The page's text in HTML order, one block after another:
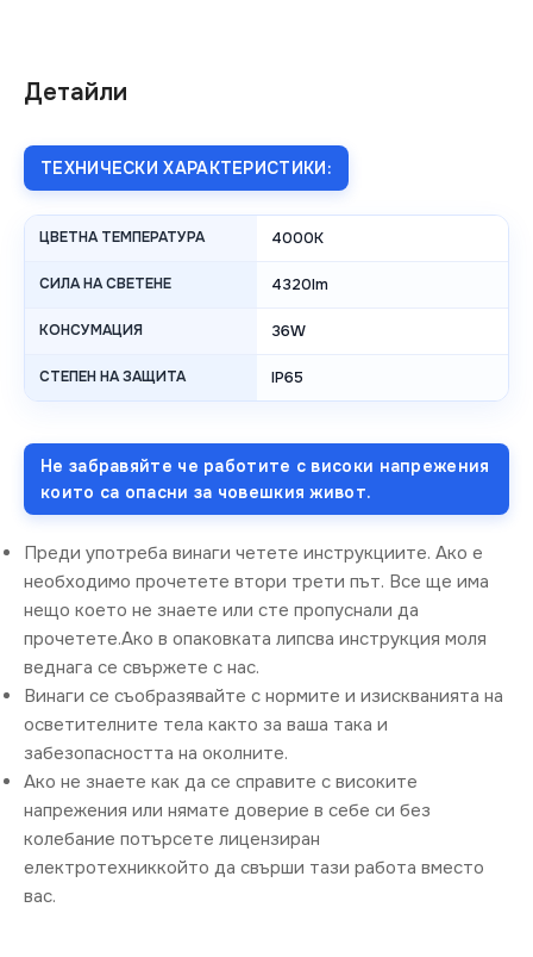
Детайли
ТЕХНИЧЕСКИ ХАРАКТЕРИСТИКИ:
ЦВЕТНА ТЕМПЕРАТУРА 4000K
СИЛА НА СВЕТЕНЕ 4320lm
КОНСУМАЦИЯ 36W
СТЕПЕН НА ЗАЩИТА IP65
Не забравяйте че работите с високи напрежения
които са опасни за човешкия живот.
Преди употреба винаги четете инструкциите. Ако е
необходимо прочетете втори трети път. Все ще има
нещо което не знаете или сте пропуснали да
прочетете.Ако в опаковката липсва инструкция моля
веднага се свържете с нас.
Винаги се съобразявайте с нормите и изискванията на
осветителните тела както за ваша така и
забезопасността на околните.
Ако не знаете как да се справите с високите
напрежения или нямате доверие в себе си без
колебание потърсете лицензиран
електротехниккойто да свърши тази работа вместо
вас.